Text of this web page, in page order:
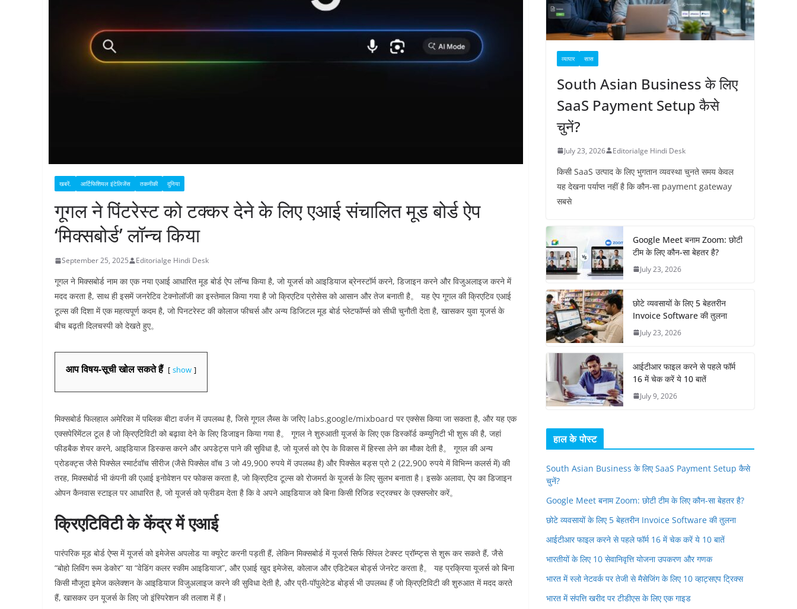
खबरें. आर्टिफिशियल इंटेलिजेंस तकनीकी दुनिया
गूगल ने पिंटरेस्ट को टक्कर देने के लिए एआई संचालित मूड बोर्ड ऐप
‘मिक्सबोर्ड’ लॉन्च किया
September 25, 2025 Editorialge Hindi Desk
गूगल ने मिक्सबोर्ड नाम का एक नया एआई आधारित मूड बोर्ड ऐप लॉन्च किया है, जो यूजर्स को आइडियाज ब्रेनस्टॉर्म करने, डिजाइन करने और विजुअलाइज करने में
मदद करता है, साथ ही इसमें जनरेटिव टेक्नोलॉजी का इस्तेमाल किया गया है जो क्रिएटिव प्रोसेस को आसान और तेज बनाती है。 यह ऐप गूगल की क्रिएटिव एआई
टूल्स की दिशा में एक महत्वपूर्ण कदम है, जो पिनटरेस्ट की कोलाज फीचर्स और अन्य डिजिटल मूड बोर्ड प्लेटफॉर्म्स को सीधी चुनौती देता है, खासकर युवा यूजर्स के
बीच बढ़ती दिलचस्पी को देखते हुए。
आप विषय-सूची खोल सकते हैं show
मिक्सबोर्ड फिलहाल अमेरिका में पब्लिक बीटा वर्जन में उपलब्ध है, जिसे गूगल लैब्स के जरिए labs.google/mixboard पर एक्सेस किया जा सकता है, और यह एक
एक्सपेरिमेंटल टूल है जो क्रिएटिविटी को बढ़ावा देने के लिए डिजाइन किया गया है。 गूगल ने शुरुआती यूजर्स के लिए एक डिस्कॉर्ड कम्युनिटी भी शुरू की है, जहां
फीडबैक शेयर करने, आइडियाज डिस्कस करने और अपडेट्स पाने की सुविधा है, जो यूजर्स को ऐप के विकास में हिस्सा लेने का मौका देती है。 गूगल की अन्य
प्रोडक्ट्स जैसे पिक्सेल स्मार्टवॉच सीरीज (जैसे पिक्सेल वॉच 3 जो 49,900 रुपये में उपलब्ध है) और पिक्सेल बड्स प्रो 2 (22,900 रुपये में विभिन्न कलर्स में) की
तरह, मिक्सबोर्ड भी कंपनी की एआई इनोवेशन पर फोकस करता है, जो क्रिएटिव टूल्स को रोजमर्रा के यूजर्स के लिए सुलभ बनाता है। इसके अलावा, ऐप का डिजाइन
ओपन कैनवास स्टाइल पर आधारित है, जो यूजर्स को फ्रीडम देता है कि वे अपने आइडियाज को बिना किसी रिजिड स्ट्रक्चर के एक्सप्लोर करें。
क्रिएटिविटी के केंद्र में एआई
पारंपरिक मूड बोर्ड ऐप्स में यूजर्स को इमेजेस अपलोड या क्यूरेट करनी पड़ती हैं, लेकिन मिक्सबोर्ड में यूजर्स सिर्फ सिंपल टेक्स्ट प्रॉम्प्ट्स से शुरू कर सकते हैं, जैसे
“बोहो लिविंग रूम डेकोर” या “वेडिंग कलर स्कीम आइडियाज”, और एआई खुद इमेजेस, कोलाज और एडिटेबल बोर्ड्स जेनरेट करता है。 यह प्रक्रिया यूजर्स को बिना
किसी मौजूदा इमेज कलेक्शन के आइडियाज विजुअलाइज करने की सुविधा देती है, और प्री-पॉपुलेटेड बोर्ड्स भी उपलब्ध हैं जो क्रिएटिविटी की शुरुआत में मदद करते
हैं, खासकर उन यूजर्स के लिए जो इंस्पिरेशन की तलाश में हैं।
व्यापार सास
South Asian Business के लिए
SaaS Payment Setup कैसे
चुनें?
July 23, 2026 Editorialge Hindi Desk
किसी SaaS उत्पाद के लिए भुगतान व्यवस्था चुनते समय केवल
यह देखना पर्याप्त नहीं है कि कौन-सा payment gateway
सबसे
Google Meet बनाम Zoom: छोटी
टीम के लिए कौन-सा बेहतर है?
July 23, 2026
छोटे व्यवसायों के लिए 5 बेहतरीन
Invoice Software की तुलना
July 23, 2026
आईटीआर फाइल करने से पहले फॉर्म
16 में चेक करें ये 10 बातें
July 9, 2026
हाल के पोस्ट
South Asian Business के लिए SaaS Payment Setup कैसे
चुनें?
Google Meet बनाम Zoom: छोटी टीम के लिए कौन-सा बेहतर है?
छोटे व्यवसायों के लिए 5 बेहतरीन Invoice Software की तुलना
आईटीआर फाइल करने से पहले फॉर्म 16 में चेक करें ये 10 बातें
भारतीयों के लिए 10 सेवानिवृत्ति योजना उपकरण और गणक
भारत में स्लो नेटवर्क पर तेजी से मैसेजिंग के लिए 10 व्हाट्सएप ट्रिक्स
भारत में संपत्ति खरीद पर टीडीएस के लिए एक गाइड